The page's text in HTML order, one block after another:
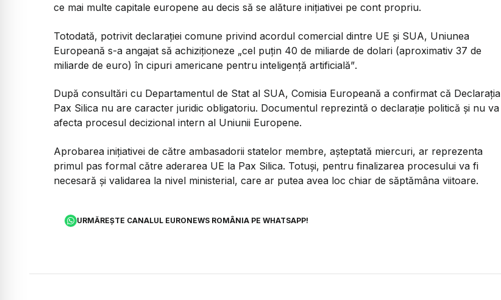
ce mai multe capitale europene au decis să se alăture inițiativei pe cont propriu.
Totodată, potrivit declarației comune privind acordul comercial dintre UE și SUA, Uniunea
Europeană s-a angajat să achiziționeze „cel puțin 40 de miliarde de dolari (aproximativ 37 de
miliarde de euro) în cipuri americane pentru inteligență artificială”.
După consultări cu Departamentul de Stat al SUA, Comisia Europeană a confirmat că Declarația
Pax Silica nu are caracter juridic obligatoriu. Documentul reprezintă o declarație politică și nu va
afecta procesul decizional intern al Uniunii Europene.
Aprobarea inițiativei de către ambasadorii statelor membre, așteptată miercuri, ar reprezenta
primul pas formal către aderarea UE la Pax Silica. Totuși, pentru finalizarea procesului va fi
necesară și validarea la nivel ministerial, care ar putea avea loc chiar de săptămâna viitoare.
URMĂREȘTE CANALUL EURONEWS ROMÂNIA PE WHATSAPP!